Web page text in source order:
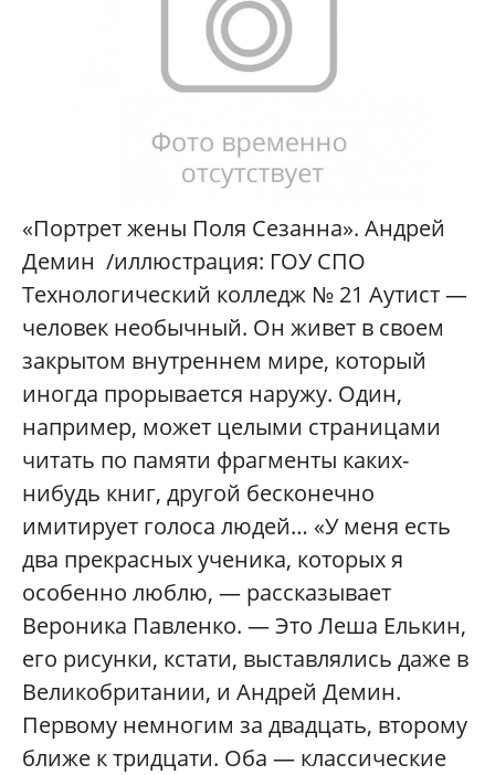
«Портрет жены Поля Сезанна». Андрей
Демин /иллюстрация: ГОУ СПО
Технологический колледж № 21 Аутист —
человек необычный. Он живет в своем
закрытом внутреннем мире, который
иногда прорывается наружу. Один,
например, может целыми страницами
читать по памяти фрагменты каких-
нибудь книг, другой бесконечно
имитирует голоса людей… «У меня есть
два прекрасных ученика, которых я
особенно люблю, — рассказывает
Вероника Павленко. — Это Леша Елькин,
его рисунки, кстати, выставлялись даже в
Великобритании, и Андрей Демин.
Первому немногим за двадцать, второму
ближе к тридцати. Оба — классические